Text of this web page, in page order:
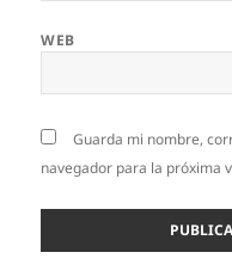
WEB
Guarda mi nombre,
navegador para la próxima